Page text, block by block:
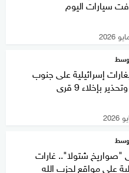
سيارات اليوم
إسرائيلية على جنوب
بإخلاء 9 قرى
"صواريخ شتولا".. غارات
على مواقع لحزب الله